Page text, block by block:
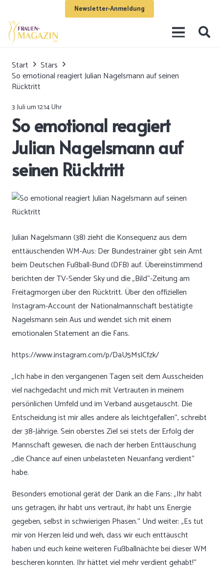
Newsletter-Anmeldung
Start
Stars
So emotional reagiert Julian Nagelsmann auf seinen
Rücktritt
3 Juli um 12:14 Uhr
So emotional reagiert
Julian Nagelsmann auf
seinen Rücktritt
Julian Nagelsmann (38) zieht die Konsequenz aus dem
enttäuschenden WM-Aus: Der Bundestrainer gibt sein Amt
beim Deutschen Fußball-Bund (DFB) auf. Übereinstimmend
berichten der TV-Sender Sky und die „Bild“-Zeitung am
Freitagmorgen über den Rücktritt. Über den offiziellen
Instagram-Account der Nationalmannschaft bestätigte
Nagelsmann sein Aus und wendet sich mit einem
emotionalen Statement an die Fans.
https://www.instagram.com/p/DaU5MslCfzk/
„Ich habe in den vergangenen Tagen seit dem Ausscheiden
viel nachgedacht und mich mit Vertrauten in meinem
persönlichen Umfeld und im Verband ausgetauscht. Die
Entscheidung ist mir alles andere als leichtgefallen“, schreibt
der 38-Jährige. Sein oberstes Ziel sei stets der Erfolg der
Mannschaft gewesen, die nach der herben Enttäuschung
„die Chance auf einen unbelasteten Neuanfang verdient“
habe.
Besonders emotional gerät der Dank an die Fans: „Ihr habt
uns getragen, ihr habt uns vertraut, ihr habt uns Energie
gegeben, selbst in schwierigen Phasen.“ Und weiter: „Es tut
mir von Herzen leid und weh, dass wir euch enttäuscht
haben und euch keine weiteren Fußballnächte bei dieser WM
bescheren konnten. Ihr hättet viel mehr verdient gehabt!“